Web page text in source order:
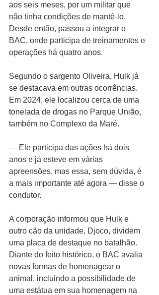
aos seis meses, por um militar que
não tinha condições de mantê-lo.
Desde então, passou a integrar o
BAC, onde participa de treinamentos e
operações há quatro anos.
Segundo o sargento Oliveira, Hulk já
se destacava em outras ocorrências.
Em 2024, ele localizou cerca de uma
tonelada de drogas no Parque União,
também no Complexo da Maré.
— Ele participa das ações há dois
anos e já esteve em várias
apreensões, mas essa, sem dúvida, é
a mais importante até agora — disse o
condutor.
A corporação informou que Hulk e
outro cão da unidade, Djoco, dividem
uma placa de destaque no batalhão.
Diante do feito histórico, o BAC avalia
novas formas de homenagear o
animal, incluindo a possibilidade de
uma estátua em sua homenagem na